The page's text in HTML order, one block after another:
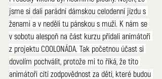
jsme si dali parádní dámskou celodenní jízdu s
ženami a v neděli tu pánskou s muži. K nám se
v sobotu alespoň na část kurzu přidali animátoři
z projektu COOLONÁDA. Tak početnou účast si
dovolím pochválit, protože mi to říká, že tito
animátoři cítí zodpovědnost za děti, které budou